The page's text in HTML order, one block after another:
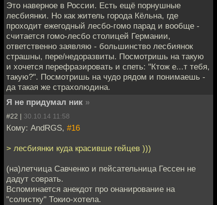
Это наверное в России. Есть ещё порнушные
лесбиянки. Но как житель города Кёльна, где
проходит ежегодный лесбо-гомо парад и вообще -
считается гомо-лесбо столицей Германии,
ответственно заявляю - большинство лесбиянок
страшны, пере/недоразвиты. Посмотришь на такую
и хочется перефразировать и спеть: "Ктож е...т тебя,
такую?". Посмотришь на чудо рядом и понимаешь -
да такая же страхолюдина.
Я не придумал ник »
#22 | 30.10.14 11:58
Кому: AndRGS, #16
> лесбиянки куда красивше гейцев )))
(на)летчица Савченко и пейсательница Гессен не
дадут соврать.
Вспоминается анекдот про онанирование на
"солистку" Токио-хотела.